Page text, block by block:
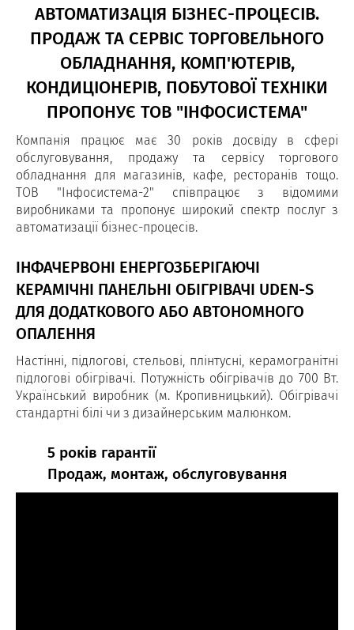
АВТОМАТИЗАЦІЯ БІЗНЕС-ПРОЦЕСІВ.
ПРОДАЖ ТА СЕРВІС ТОРГОВЕЛЬНОГО
ОБЛАДНАННЯ, КОМП'ЮТЕРІВ,
КОНДИЦІОНЕРІВ, ПОБУТОВОЇ ТЕХНІКИ
ПРОПОНУЄ ТОВ "ІНФОСИСТЕМА"
Компанія працює має 30 років досвіду в сфері
обслуговування, продажу та сервісу торгового
обладнання для магазинів, кафе, ресторанів тощо.
ТОВ "Інфосистема-2" співпрацює з відомими
виробниками та пропонує широкий спектр послуг з
автоматизації бізнес-процесів.
ІНФАЧЕРВОНІ ЕНЕРГОЗБЕРІГАЮЧІ
КЕРАМІЧНІ ПАНЕЛЬНІ ОБІГРІВАЧІ UDEN-S
ДЛЯ ДОДАТКОВОГО АБО АВТОНОМНОГО
ОПАЛЕННЯ
Настінні, підлогові, стельові, плінтусні, керамогранітні
підлогові обігрівачі. Потужність обігрівачів до 700 Вт.
Український виробник (м. Кропивницький). Обігрівачі
стандартні білі чи з дизайнерським малюнком.
5 років гарантії
Продаж, монтаж, обслуговування